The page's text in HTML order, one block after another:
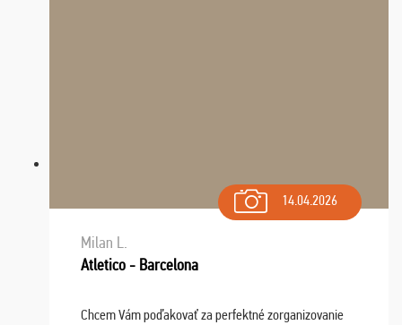
14.04.2026
Milan L.
Atletico - Barcelona
Chcem Vám poďakovať za perfektné zorganizovanie